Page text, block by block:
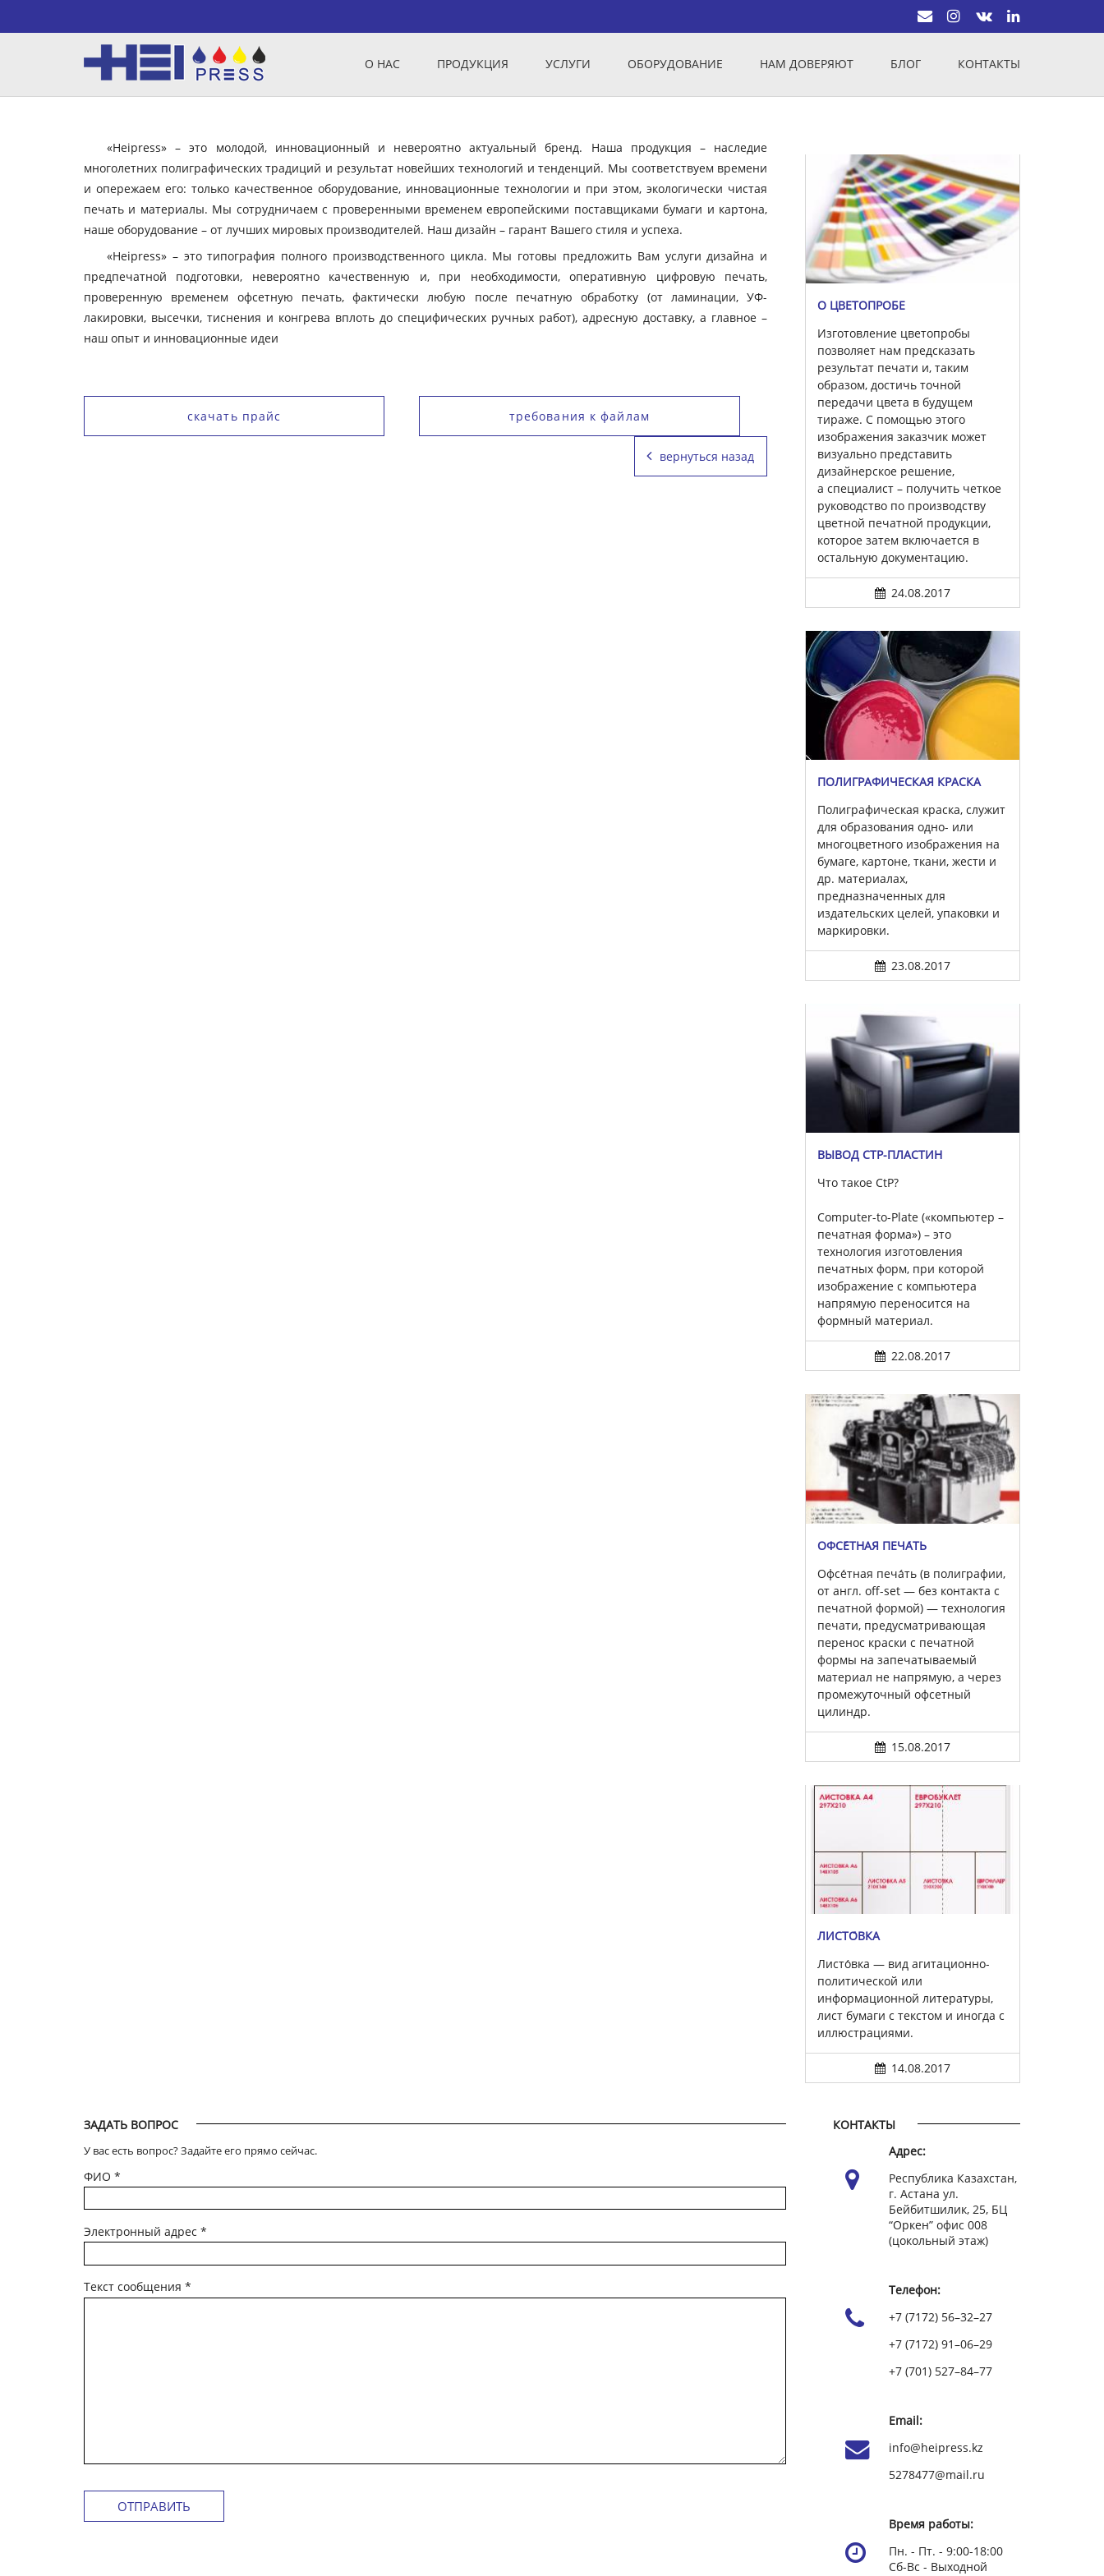
О НАС ПРОДУКЦИЯ УСЛУГИ ОБОРУДОВАНИЕ НАМ ДОВЕРЯЮТ БЛОГ КОНТАКТЫ
«Heipress» – это молодой, инновационный и невероятно актуальный бренд. Наша продукция – наследие
многолетних полиграфических традиций и результат новейших технологий и тенденций. Мы соответствуем времени
и опережаем его: только качественное оборудование, инновационные технологии и при этом, экологически чистая
печать и материалы. Мы сотрудничаем с проверенными временем европейскими поставщиками бумаги и картона,
наше оборудование – от лучших мировых производителей. Наш дизайн – гарант Вашего стиля и успеха.
«Heipress» – это типография полного производственного цикла. Мы готовы предложить Вам услуги дизайна и
предпечатной подготовки, невероятно качественную и, при необходимости, оперативную цифровую печать,
проверенную временем офсетную печать, фактически любую после печатную обработку (от ламинации, УФ-
лакировки, высечки, тиснения и конгрева вплоть до специфических ручных работ), адресную доставку, а главное –
наш опыт и инновационные идеи
скачать прайс требования к файлам
вернуться назад
О ЦВЕТОПРОБЕ
Изготовление цветопробы
позволяет нам предсказать
результат печати и, таким
образом, достичь точной
передачи цвета в будущем
тираже. С помощью этого
изображения заказчик может
визуально представить
дизайнерское решение,
а специалист – получить четкое
руководство по производству
цветной печатной продукции,
которое затем включается в
остальную документацию.
24.08.2017
ПОЛИГРАФИЧЕСКАЯ КРАСКА
Полиграфическая краска, служит
для образования одно- или
многоцветного изображения на
бумаге, картоне, ткани, жести и
др. материалах,
предназначенных для
издательских целей, упаковки и
маркировки.
23.08.2017
ВЫВОД CTP-ПЛАСТИН
Что такое CtP?
Computer-to-Plate («компьютер –
печатная форма») – это
технология изготовления
печатных форм, при которой
изображение с компьютера
напрямую переносится на
формный материал.
22.08.2017
ОФСЕ́ТНАЯ ПЕЧА́ТЬ
Офсе́тная печа́ть (в полиграфии,
от англ. off-set — без контакта с
печатной формой) — технология
печати, предусматривающая
перенос краски с печатной
формы на запечатываемый
материал не напрямую, а через
промежуточный офсетный
цилиндр.
15.08.2017
ЛИСТО́ВКА
Листо́вка — вид агитационно-
политической или
информационной литературы,
лист бумаги с текстом и иногда с
иллюстрациями.
14.08.2017
ЗАДАТЬ ВОПРОС
У вас есть вопрос? Задайте его прямо сейчас.
ФИО *
Электронный адрес *
Текст сообщения *
КОНТАКТЫ
Адрес:
Республика Казахстан,
г. Астана ул.
Бейбитшилик, 25, БЦ
“Оркен” офис 008
(цокольный этаж)
Телефон:
+7 (7172) 56–32–27
+7 (7172) 91–06–29
+7 (701) 527–84–77
Email:
info@heipress.kz
5278477@mail.ru
Время работы:
Пн. - Пт. - 9:00-18:00
Сб-Вс - Выходной